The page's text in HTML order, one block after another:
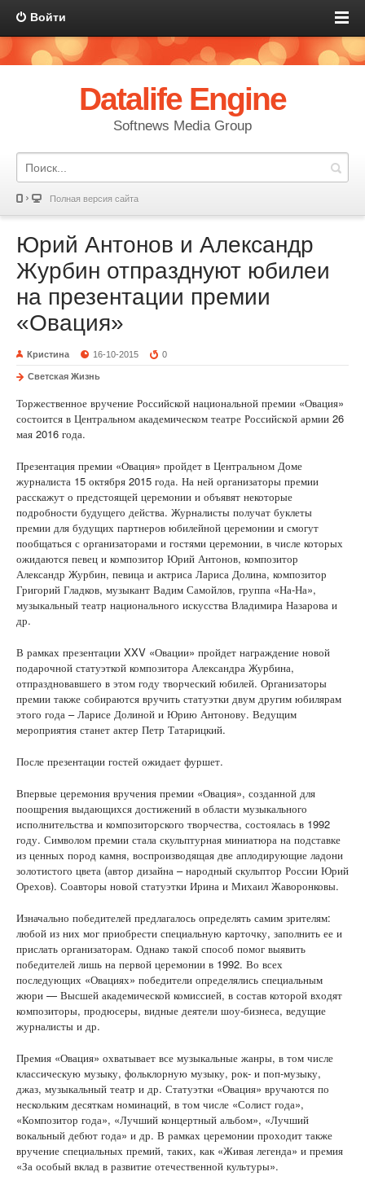
Войти
Datalife Engine
Softnews Media Group
Полная версия сайта
Юрий Антонов и Александр
Журбин отпразднуют юбилеи
на презентации премии
«Овация»
Кристина 16-10-2015 0
Светская Жизнь
Торжественное вручение Российской национальной премии «Овация»
состоится в Центральном академическом театре Российской армии 26
мая 2016 года.
Презентация премии «Овация» пройдет в Центральном Доме
журналиста 15 октября 2015 года. На ней организаторы премии
расскажут о предстоящей церемонии и объявят некоторые
подробности будущего действа. Журналисты получат буклеты
премии для будущих партнеров юбилейной церемонии и смогут
пообщаться с организаторами и гостями церемонии, в числе которых
ожидаются певец и композитор Юрий Антонов, композитор
Александр Журбин, певица и актриса Лариса Долина, композитор
Григорий Гладков, музыкант Вадим Самойлов, группа «На-На»,
музыкальный театр национального искусства Владимира Назарова и
др.
В рамках презентации XXV «Овации» пройдет награждение новой
подарочной статуэткой композитора Александра Журбина,
отпраздновавшего в этом году творческий юбилей. Организаторы
премии также собираются вручить статуэтки двум другим юбилярам
этого года – Ларисе Долиной и Юрию Антонову. Ведущим
мероприятия станет актер Петр Татарицкий.
После презентации гостей ожидает фуршет.
Впервые церемония вручения премии «Овация», созданной для
поощрения выдающихся достижений в области музыкального
исполнительства и композиторского творчества, состоялась в 1992
году. Символом премии стала скульптурная миниатюра на подставке
из ценных пород камня, воспроизводящая две аплодирующие ладони
золотистого цвета (автор дизайна – народный скульптор России Юрий
Орехов). Соавторы новой статуэтки Ирина и Михаил Жаворонковы.
Изначально победителей предлагалось определять самим зрителям:
любой из них мог приобрести специальную карточку, заполнить ее и
прислать организаторам. Однако такой способ помог выявить
победителей лишь на первой церемонии в 1992. Во всех
последующих «Овациях» победители определялись специальным
жюри — Высшей академической комиссией, в состав которой входят
композиторы, продюсеры, видные деятели шоу-бизнеса, ведущие
журналисты и др.
Премия «Овация» охватывает все музыкальные жанры, в том числе
классическую музыку, фольклорную музыку, рок- и поп-музыку,
джаз, музыкальный театр и др. Статуэтки «Овация» вручаются по
нескольким десяткам номинаций, в том числе «Солист года»,
«Композитор года», «Лучший концертный альбом», «Лучший
вокальный дебют года» и др. В рамках церемонии проходит также
вручение специальных премий, таких, как «Живая легенда» и премия
«За особый вклад в развитие отечественной культуры».